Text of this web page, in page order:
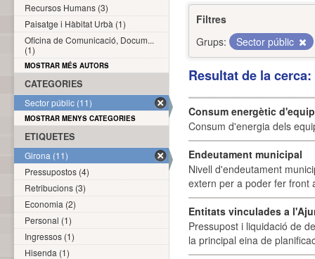
Filtres
Grups:
Sector públic
Resultat de la
Consum energètic
Consum d'energia dels
Endeutament municipal
Nivell d'endeutament
extern per a poder fer front
Entitats vinculades a
Pressupost i liquidació de
la principal eina de
Recursos Humans (3)
Paisatge i Hàbitat Urbà (1)
Oficina de Comunicació, Docum...
(1)
MOSTRAR MÉS AUTORS
CATEGORIES
Sector públic (11)
MOSTRAR MENYS CATEGORIES
ETIQUETES
Girona (11)
Pressupostos (4)
Retribucions (3)
Economia (2)
Personal (1)
Ingressos (1)
Hisenda (1)